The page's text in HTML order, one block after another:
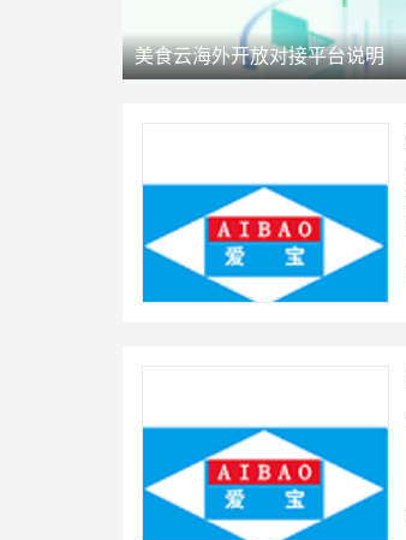
美食云海外开放对接平台说明